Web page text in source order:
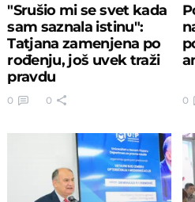
"Srušio mi se svet kada
sam saznala istinu":
Tatjana zamenjena po
rođenju, još uvek traži
pravdu
0 0 0